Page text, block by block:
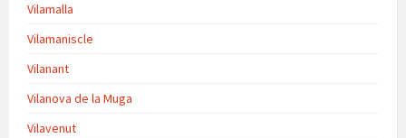
Vilamalla
Vilamaniscle
Vilanant
Vilanova de la Muga
Vilavenut